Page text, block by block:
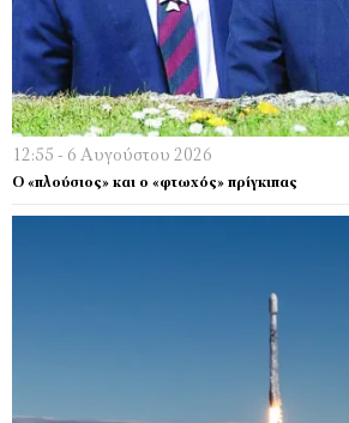
12:55 - 6 Αυγούστου 2026
Ο «πλούσιος» και ο «φτωχός» πρίγκιπας